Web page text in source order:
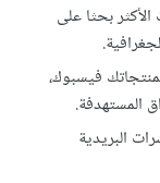
بحثا على
فيسبوك،
المستهدفة.
البريدية